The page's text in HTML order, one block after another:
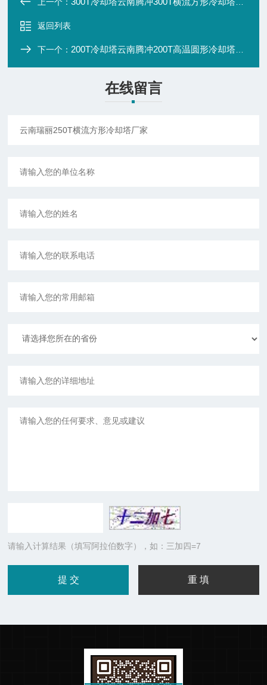
上一个：
返回列表
下一个：200T冷却塔云南腾冲200T高温圆形冷却塔厂家
在线留言
请输入计算结果（填写阿拉伯数字），如：三加四=7